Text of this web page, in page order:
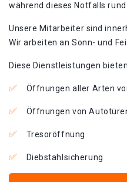
während dieses Notfalls rund
Unsere Mitarbeiter sind
Wir arbeiten an Sonn- und
Diese Dienstleistungen
Öffnungen aller Arten
Öffnungen von
Tresoröffnung
Diebstahlsicherung